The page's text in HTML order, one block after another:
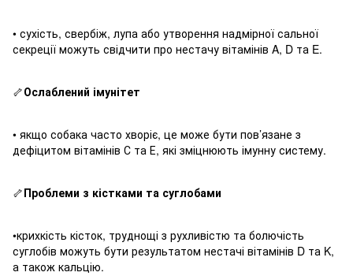
• сухість, свербіж, лупа або утворення надмірної сальної
секреції можуть свідчити про нестачу вітамінів A, D та E.
🦴Ослаблений імунітет
• якщо собака часто хворіє, це може бути пов’язане з
дефіцитом вітамінів С та Е, які зміцнюють імунну систему.
🦴Проблеми з кістками та суглобами
•крихкість кісток, труднощі з рухливістю та болючість
суглобів можуть бути результатом нестачі вітамінів D та K,
а також кальцію.